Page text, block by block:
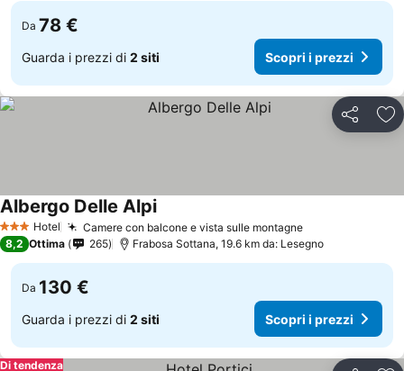
Da 78 €
Guarda i prezzi di 2 siti Scopri i prezzi
Condividi
3 StelleHotel Camere con balcone e vista sulle montagne
Albergo Delle Alpi
8,2 Ottima 265 Frabosa Sottana, 19.6 km da: Lesegno
Da 130 €
Guarda i prezzi di 2 siti Scopri i prezzi
Di tendenza